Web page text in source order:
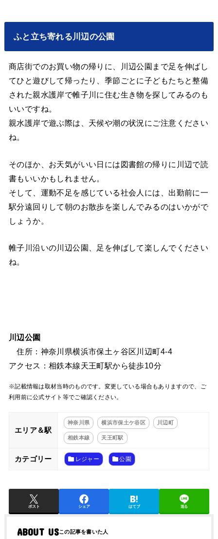
ふと立ち寄れる川辺の公園
商店街でのお買い物の帰りに、川辺公園まで足を伸ばし
てひと遊びして帰ったり、季節ごとに子どもたちと整備
された親水護岸で帷子川に住む生き物を探してみるのも
いいですね。
親水護岸で遊ぶ際は、天候や潮の状況にご注意ください
ね。
そのほか、お天気がいい日には図書館の帰りに川辺で読
書もいいかもしれません。
そして、運動不足を感じている社会人には、出勤前に一
駅分遠回りして朝のお散歩を楽しんでみるのはいかがで
しょうか。
帷子川沿いの川辺公園、足を伸ばして楽しんでください
ね。
川辺公園
住所：神奈川県横浜市保土ヶ谷区川辺町4-4
アクセス：相鉄本線天王町駅から徒歩10分
※記載情報は取材当時のものです。変更している場合もありますので、ご
利用前に公式サイト等でご確認ください。
エリア＆駅
神奈川県 横浜市保土ケ谷区 川辺町
相鉄本線 天王町駅
カテゴリー レジャー 公園
ポスト シェア はてブ 送る
ABOUT US